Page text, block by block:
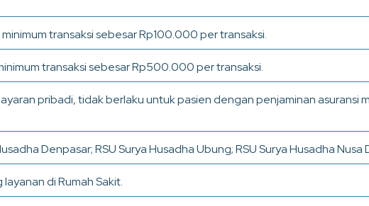
transaksi sebesar Rp100.000 per transaksi.
transaksi sebesar Rp500.000 per transaksi.
pribadi, tidak berlaku untuk pasien dengan penjaminan asuransi
Denpasar; RSU Surya Husadha Ubung; RSU Surya Husadha Nusa
di Rumah Sakit.